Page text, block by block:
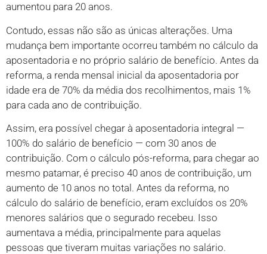
aumentou para 20 anos.
Contudo, essas não são as únicas alterações. Uma
mudança bem importante ocorreu também no cálculo da
aposentadoria e no próprio salário de benefício. Antes da
reforma, a renda mensal inicial da aposentadoria por
idade era de 70% da média dos recolhimentos, mais 1%
para cada ano de contribuição.
Assim, era possível chegar à aposentadoria integral —
100% do salário de benefício — com 30 anos de
contribuição. Com o cálculo pós-reforma, para chegar ao
mesmo patamar, é preciso 40 anos de contribuição, um
aumento de 10 anos no total. Antes da reforma, no
cálculo do salário de benefício, eram excluídos os 20%
menores salários que o segurado recebeu. Isso
aumentava a média, principalmente para aquelas
pessoas que tiveram muitas variações no salário.